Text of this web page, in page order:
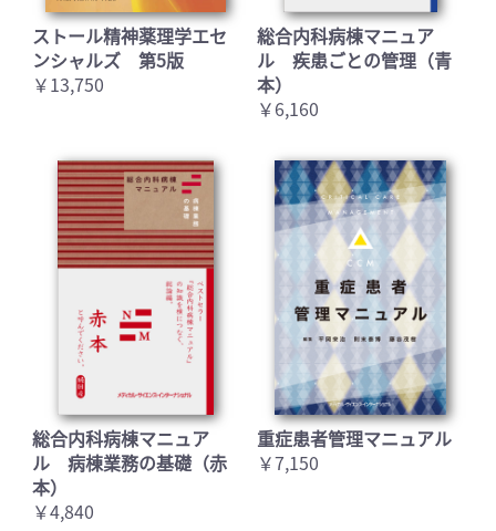
ストール精神薬理学エセ
ンシャルズ 第5版
￥13,750
総合内科病棟マニュア
ル 疾患ごとの管理（青
本）
￥6,160
総合内科病棟マニュア
ル 病棟業務の基礎（赤
本）
￥4,840
重症患者管理マニュアル
￥7,150